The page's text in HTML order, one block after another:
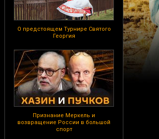
О предстоящем Турнире Святого
Георгия
Признание Меркель и
возвращение России в большой
спорт